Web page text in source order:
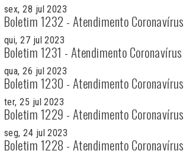
sex, 28 jul 2023
Boletim 1232 - Atendimento Coronavírus
qui, 27 jul 2023
Boletim 1231 - Atendimento Coronavírus
qua, 26 jul 2023
Boletim 1230 - Atendimento Coronavírus
ter, 25 jul 2023
Boletim 1229 - Atendimento Coronavírus
seg, 24 jul 2023
Boletim 1228 - Atendimento Coronavírus